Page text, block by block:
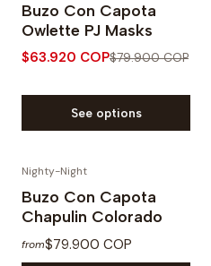
Buzo Con Capota
Owlette PJ Masks
$63.920 COP$79.900 COP
See options
Nighty-Night
Buzo Con Capota
Chapulin Colorado
from$79.900 COP